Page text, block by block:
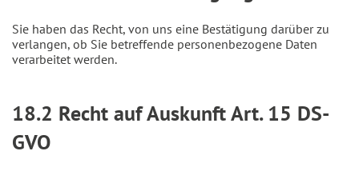
Sie haben das Recht, von uns eine Bestätigung darüber zu
verlangen, ob Sie betreffende personenbezogene Daten
verarbeitet werden.
18.2 Recht auf Auskunft Art. 15 DS-
GVO